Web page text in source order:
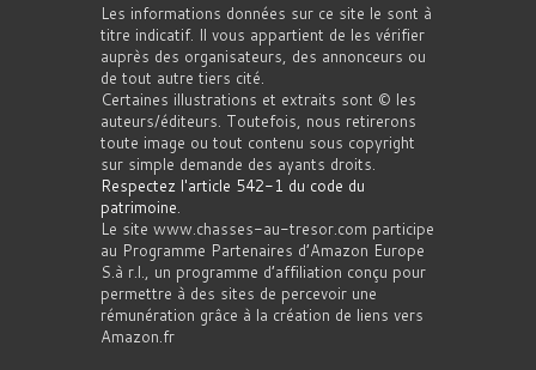
Les informations données sur ce site le sont à
titre indicatif. Il vous appartient de les vérifier
auprès des organisateurs, des annonceurs ou
de tout autre tiers cité.
Certaines illustrations et extraits sont © les
auteurs/éditeurs. Toutefois, nous retirerons
toute image ou tout contenu sous copyright
sur simple demande des ayants droits.
Respectez l'article 542-1 du code du
patrimoine
Le site www.chasses-au-tresor.com participe
au Programme Partenaires d’Amazon Europe
S.à r.l., un programme d’affiliation conçu pour
permettre à des sites de percevoir une
rémunération grâce à la création de liens vers
Amazon.fr